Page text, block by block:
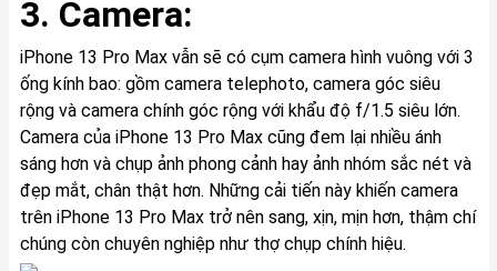
3. Camera:
iPhone 13 Pro Max vẫn sẽ có cụm camera hình vuông với 3
ống kính bao: gồm camera telephoto, camera góc siêu
rộng và camera chính góc rộng với khẩu độ f/1.5 siêu lớn.
Camera của iPhone 13 Pro Max cũng đem lại nhiều ánh
sáng hơn và chụp ảnh phong cảnh hay ảnh nhóm sắc nét và
đẹp mắt, chân thật hơn. Những cải tiến này khiến camera
trên iPhone 13 Pro Max trở nên sang, xịn, mịn hơn, thậm chí
chúng còn chuyên nghiệp như thợ chụp chính hiệu.